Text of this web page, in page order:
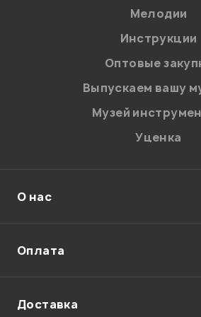
Лисенков Константин 21.01.2010
Мой отзыв о товаре
Мелодии
Инструкции
Оптовые
Выпускаем вашу
Музей
Уценка
О нас
Оплата
Доставка